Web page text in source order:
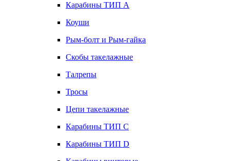
Карабины ТИП А
Коуши
Рым-болт и Рым-гайка
Скобы такелажные
Талрепы
Тросы
Цепи такелажные
Карабины ТИП C
Карабины ТИП D